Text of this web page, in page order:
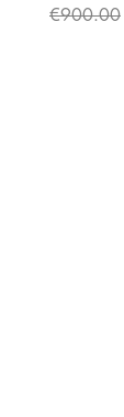
通常価格
€900.00